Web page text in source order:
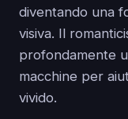
diventando una
visiva. Il
profondamente
macchine per
vivido.